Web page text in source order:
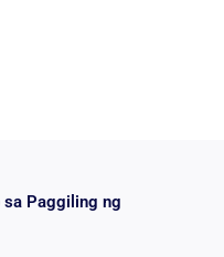
sa Paggiling ng